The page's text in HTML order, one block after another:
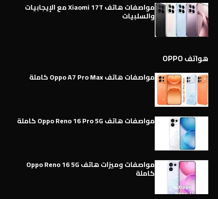
مواصفات هاتف Xiaomi 17T مع الإيجابيات
والسلبيات
هواتف OPPO
مواصفات هاتف Oppo A7 Pro Max كاملة
مواصفات هاتف Oppo Reno 16 Pro 5G كاملة
مواصفات وميزات هاتف Oppo Reno 16 5G
كاملة